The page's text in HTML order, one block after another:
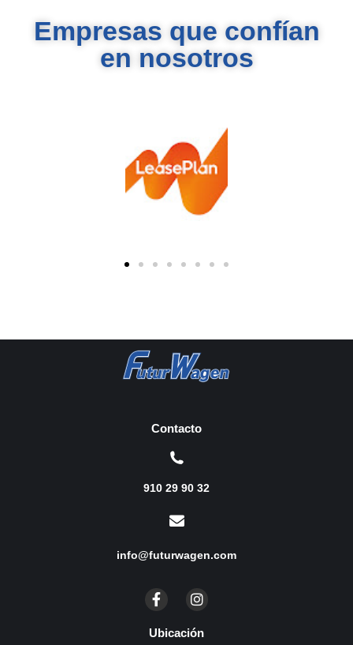
Empresas que confían
en nosotros
Contacto
910 29 90 32
info@futurwagen.com
Ubicación